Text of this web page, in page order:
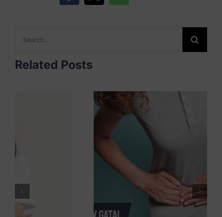
for:
Related Posts